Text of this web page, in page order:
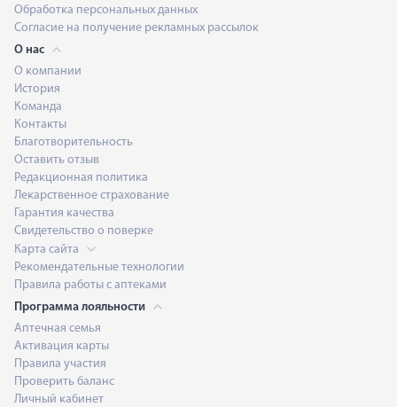
Обработка персональных данных
Согласие на получение рекламных рассылок
О нас
О компании
История
Команда
Контакты
Благотворительность
Оставить отзыв
Редакционная политика
Лекарственное страхование
Гарантия качества
Свидетельство о поверке
Карта сайта
Рекомендательные технологии
Правила работы с аптеками
Программа лояльности
Аптечная семья
Активация карты
Правила участия
Проверить баланс
Личный кабинет